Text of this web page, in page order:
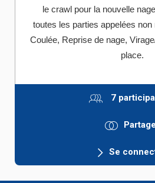
le crawl pour la nouvelle
toutes les parties appelées
Coulée, Reprise de nage,
place.
7
Se